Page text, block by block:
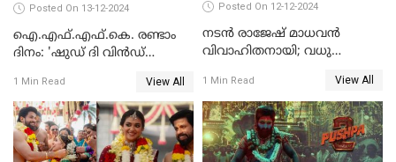
Posted On 13-12-2024
ഐ.എഫ്.എഫ്.കെ. രണ്ടാം
ദിനം: 'ഷുഡ് ദി വിൻഡ്
'കിഷ്‌കികിന്ധാ കാണ്ഡം' വരെ
1 Min Read View All
Posted On 12-12-2024
നടൻ രാജേഷ് മാധവൻ
വിവാഹിതനായി; വധു
കാരാട്ട്
1 Min Read View All